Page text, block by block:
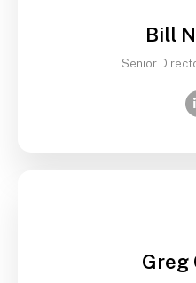
Bill
Senior
Greg